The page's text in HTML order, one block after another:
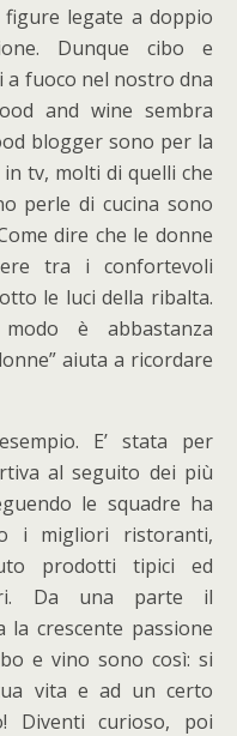
legate a doppio
Dunque cibo e
fuoco nel nostro dna
and wine sembra
blogger sono per la
tv, molti di quelli che
perle di cucina sono
dire che le donne
tra i confortevoli
le luci della ribalta.
è abbastanza
aiuta a ricordare
E’ stata per
al seguito dei più
le squadre ha
i migliori ristoranti,
prodotti tipici ed
Da una parte il
la crescente passione
e vino sono così: si
vita e ad un certo
Diventi curioso, poi